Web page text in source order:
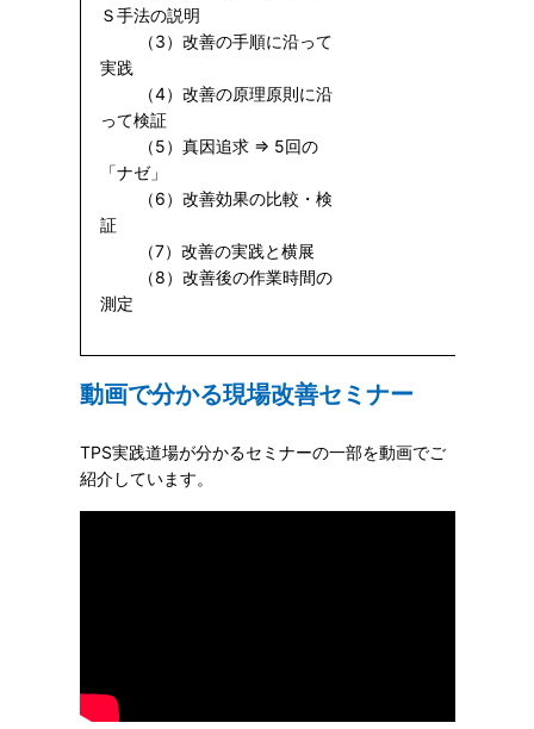
Ｓ手法の説明
（3）改善の手順に沿って
実践
（4）改善の原理原則に沿
って検証
（5）真因追求 ⇒ 5回の
「ナゼ」
（6）改善効果の比較・検
証
（7）改善の実践と横展
（8）改善後の作業時間の
測定
動画で分かる現場改善セミナー
TPS実践道場が分かるセミナーの一部を動画でご
紹介しています。